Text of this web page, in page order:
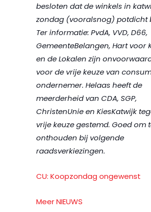
besloten dat de winkels in
zondag (vooralsnog) potdicht
Ter informatie: PvdA, VVD, D66,
GemeenteBelangen, Hart voor
en de Lokalen zijn
voor de vrije keuze van
ondernemer. Helaas heeft de
meerderheid van CDA, SGP,
ChristenUnie en KiesKatwijk
vrije keuze gestemd. Goed om
onthouden bij volgende
raadsverkiezingen.
CU: Koopzondag ongewenst
Meer NIEUWS